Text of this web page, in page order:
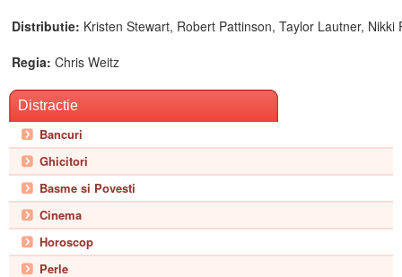
Distractie
Bancuri
Ghicitori
Basme si Povesti
Cinema
Horoscop
Perle
Distributie: Kristen Stewart, Robert Pattinson, Taylor Lautner, Nikki
Regia: Chris Weitz